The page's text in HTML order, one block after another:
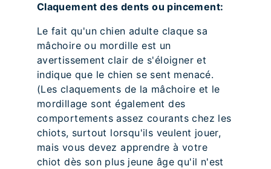
Claquement des dents ou pincement:
Le fait qu'un chien adulte claque sa
mâchoire ou mordille est un
avertissement clair de s'éloigner et
indique que le chien se sent menacé.
(Les claquements de la mâchoire et le
mordillage sont également des
comportements assez courants chez les
chiots, surtout lorsqu'ils veulent jouer,
mais vous devez apprendre à votre
chiot dès son plus jeune âge qu'il n'est